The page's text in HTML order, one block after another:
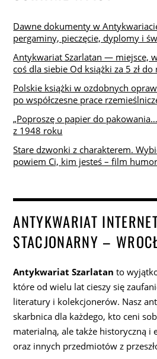
Dawne dokumenty w
pergaminy, pieczęcie, dyplomy i
Antykwariat Szarlatan — miejsce,
coś dla siebie Od książki za 5 zł
Polskie książki w ozdobnych
po współczesne prace
„Poproszę o papier do
z 1948 roku
Stare dzwonki z charakterem.
powiem Ci, kim jesteś – film
ANTYKWARIAT
STACJONARNY –
Antykwariat Szarlatan to
które od wielu lat cieszy się
literatury i kolekcjonerów. Nasz
skarbnica dla każdego, kto ceni
materialną, ale także historyczną i
oraz innych przedmiotów z